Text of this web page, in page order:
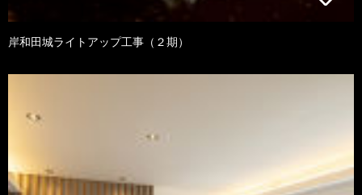
岸和田城ライトアップ工事（２期）